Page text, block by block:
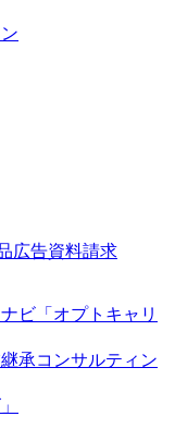
広告資料請求
ビ「オプトキャリ
承コンサルティン